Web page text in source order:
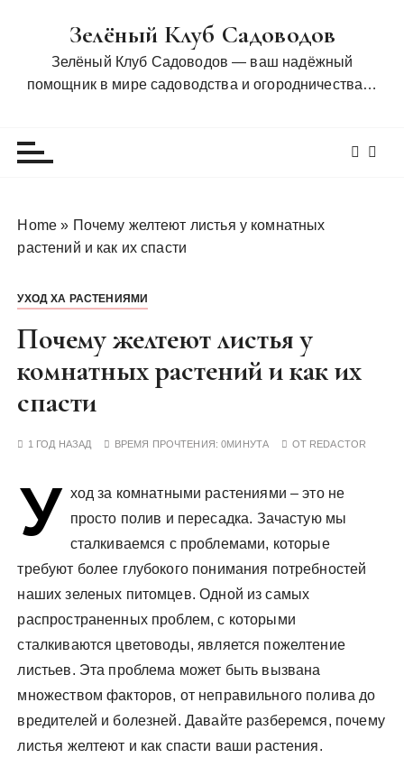
Зелёный Клуб Садоводов
Зелёный Клуб Садоводов — ваш надёжный
помощник в мире садоводства и огородничества…
Home » Почему желтеют листья у комнатных
растений и как их спасти
УХОД ХА РАСТЕНИЯМИ
Почему желтеют листья у
комнатных растений и как их
спасти
1 ГОД НАЗАД ВРЕМЯ ПРОЧТЕНИЯ:0МИНУТА ОТ REDACTOR
У ход за комнатными растениями – это не
просто полив и пересадка. Зачастую мы
сталкиваемся с проблемами, которые
требуют более глубокого понимания потребностей
наших зеленых питомцев. Одной из самых
распространенных проблем, с которыми
сталкиваются цветоводы, является пожелтение
листьев. Эта проблема может быть вызвана
множеством факторов, от неправильного полива до
вредителей и болезней. Давайте разберемся, почему
листья желтеют и как спасти ваши растения.